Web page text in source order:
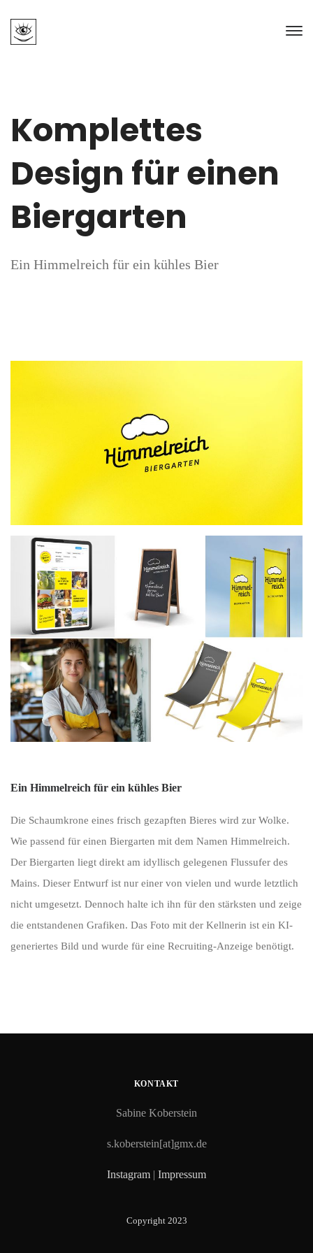
Komplettes
Design für einen
Biergarten
Ein Himmelreich für ein kühles Bier
Ein Himmelreich für ein kühles Bier
Die Schaumkrone eines frisch gezapften Bieres wird zur Wolke.
Wie passend für einen Biergarten mit dem Namen Himmelreich.
Der Biergarten liegt direkt am idyllisch gelegenen Flussufer des
Mains. Dieser Entwurf ist nur einer von vielen und wurde letztlich
nicht umgesetzt. Dennoch halte ich ihn für den stärksten und zeige
die entstandenen Grafiken. Das Foto mit der Kellnerin ist ein KI-
generiertes Bild und wurde für eine Recruiting-Anzeige benötigt.
KONTAKT
Sabine Koberstein
s.koberstein[at]gmx.de
Instagram | Impressum
Copyright 2023